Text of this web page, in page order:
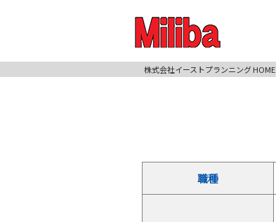
株式会社イーストプランニング HOME
職種